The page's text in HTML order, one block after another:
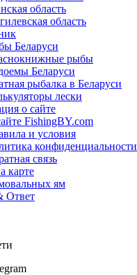
область
область
Беларуси
рыбы
Беларуси
рыбалка в Беларуси
лески
о сайте
FishingBY.com
и условия
конфиденциальности
связь
карте
ям
Ответ